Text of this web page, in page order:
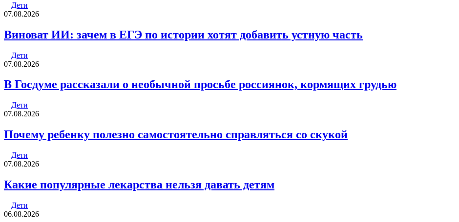
Дети
07.08.2026
Виноват ИИ: зачем в ЕГЭ по истории хотят добавить устную часть
Дети
07.08.2026
В Госдуме рассказали о необычной просьбе россиянок, кормящих грудью
Дети
07.08.2026
Почему ребенку полезно самостоятельно справляться со скукой
Дети
07.08.2026
Какие популярные лекарства нельзя давать детям
Дети
06.08.2026